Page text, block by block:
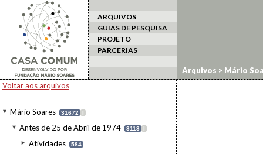
ARQUIVOS
GUIAS DE PESQUISA
PROJETO
PARCERIAS
Voltar aos arquivos
Mário Soares 31672 I
Antes de 25 de Abril de 1974 3113 I
Atividades 584
Arquivos > Mário